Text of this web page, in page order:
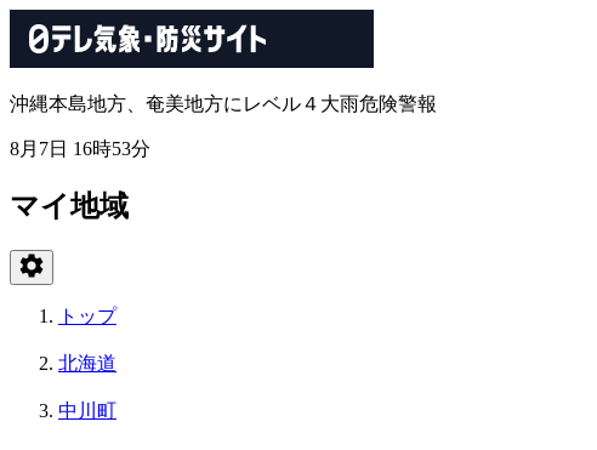
沖縄本島地方、奄美地方にレベル４大雨危険警報
8月7日 16時53分
マイ地域
トップ
北海道
中川町